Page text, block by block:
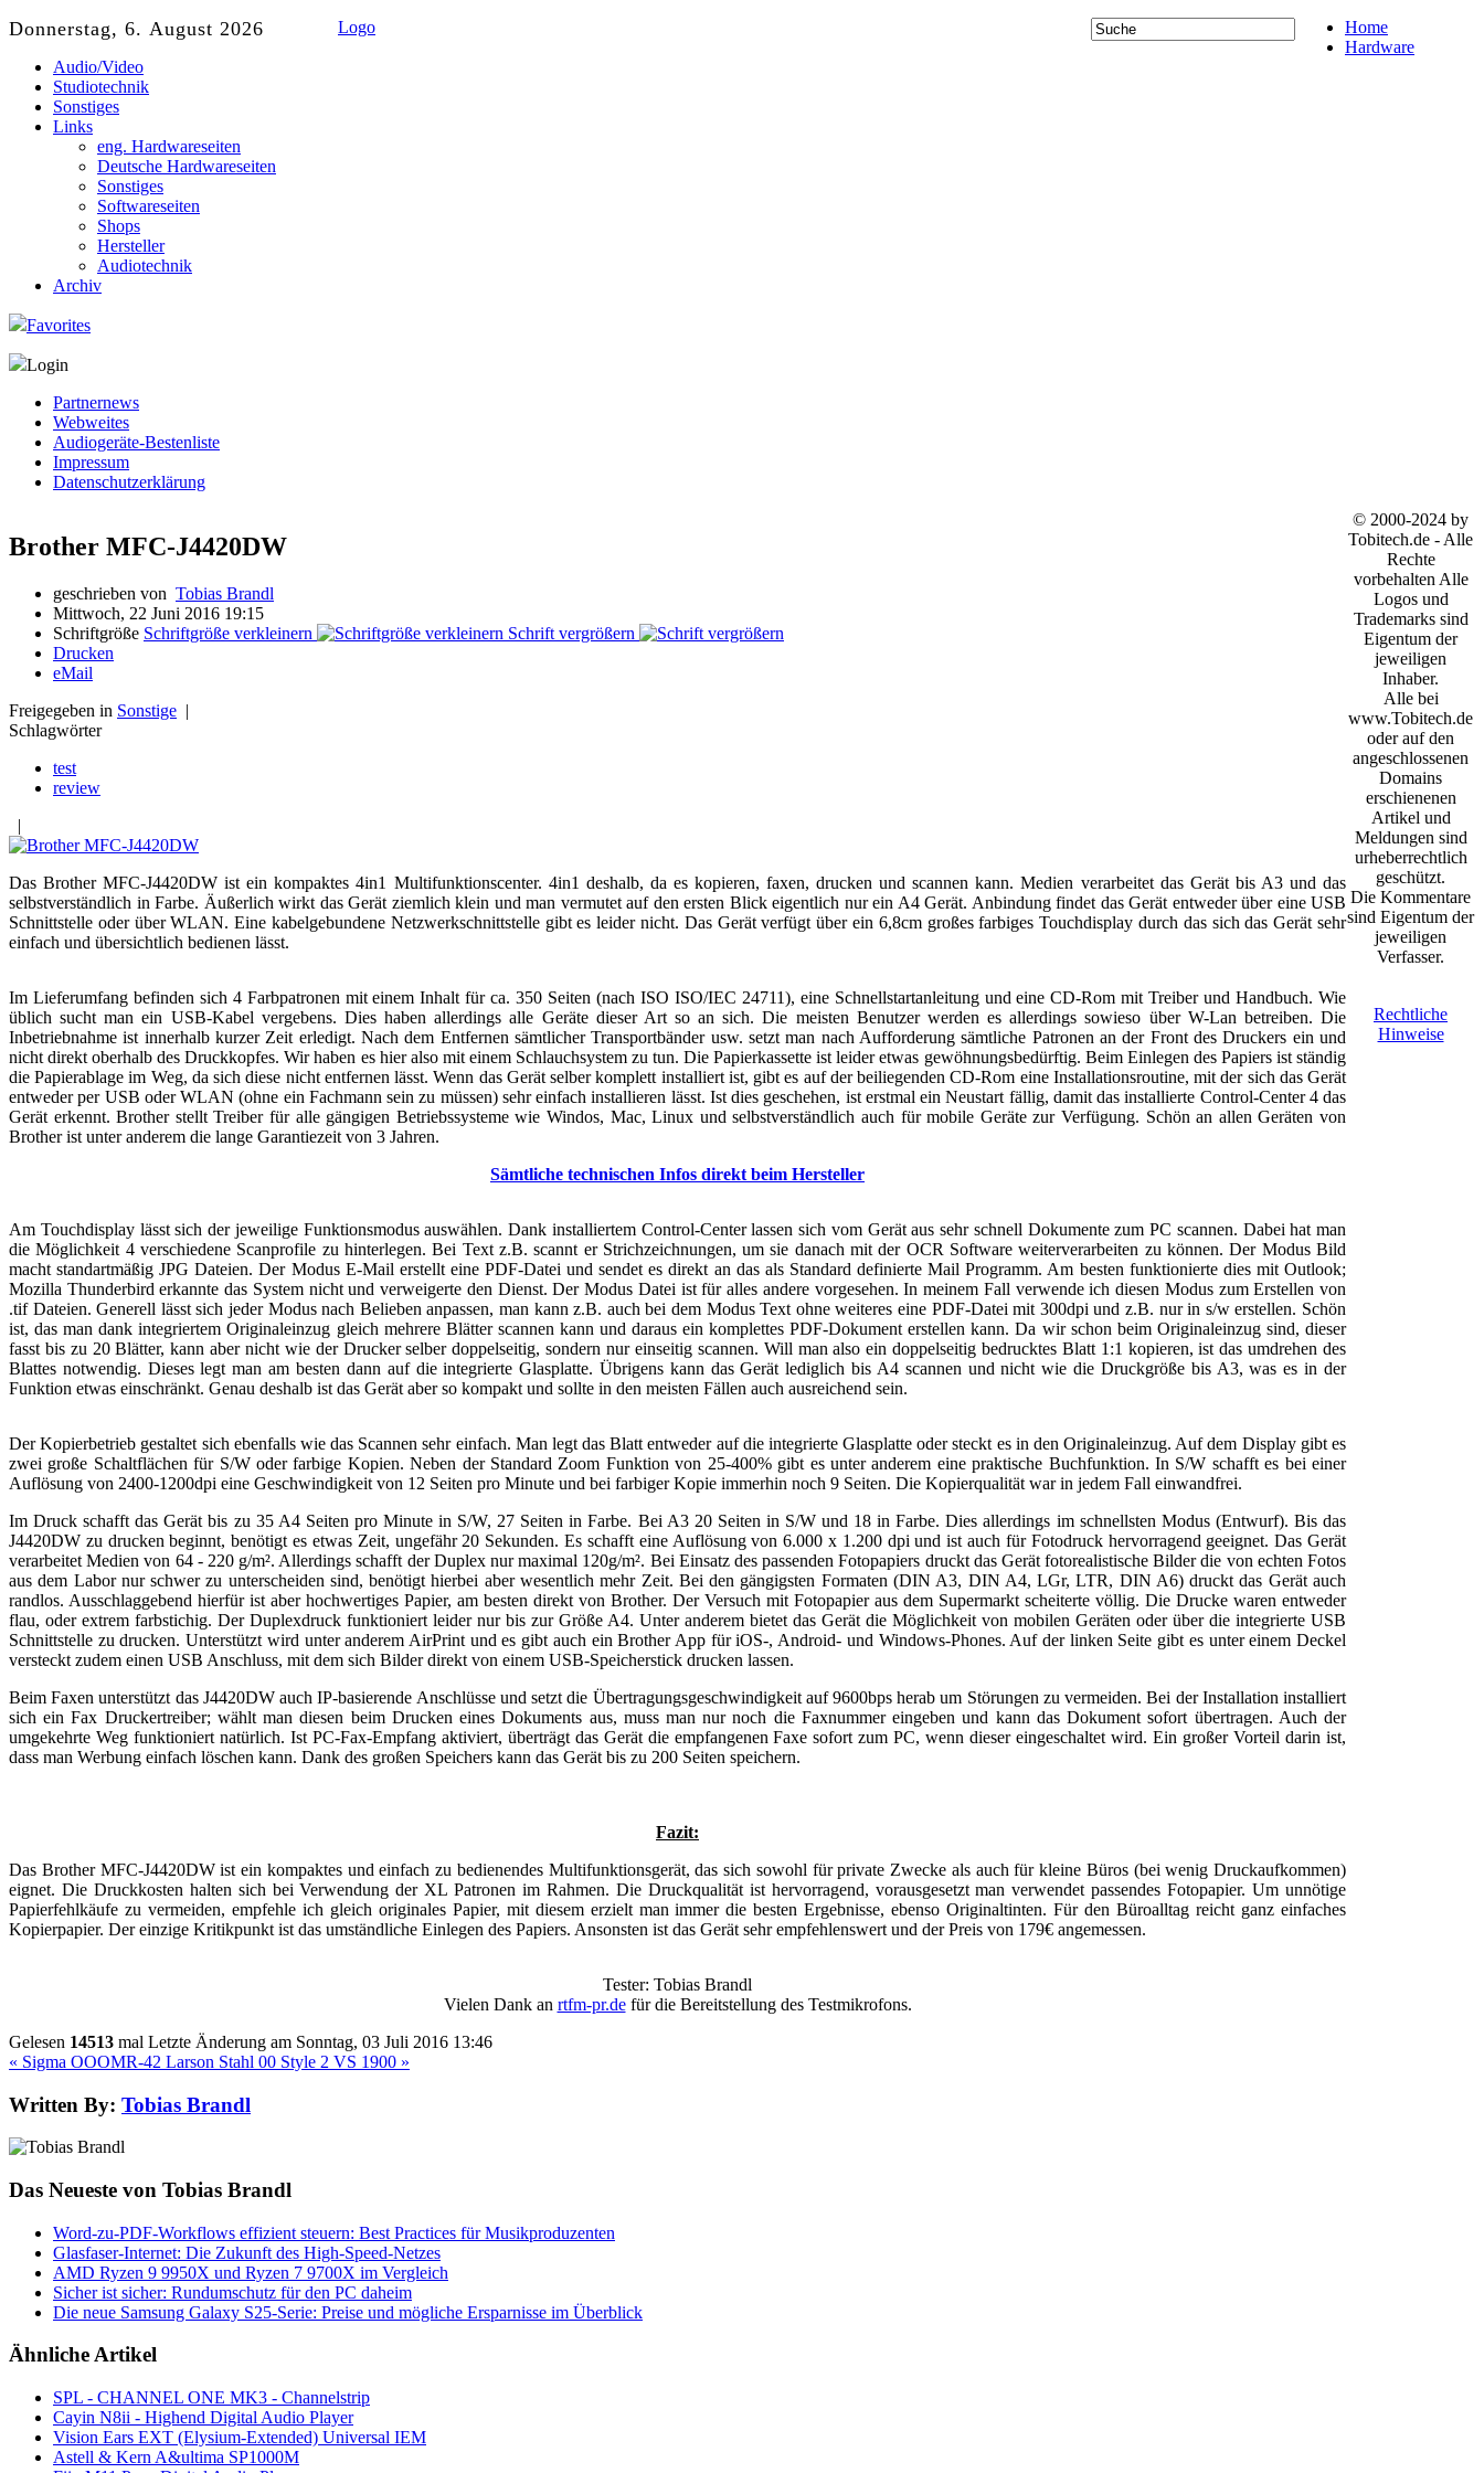
Donnerstag, 6. August 2026 Logo
Home
Hardware
Audio/Video
Studiotechnik
Sonstiges
Links
eng. Hardwareseiten
Deutsche Hardwareseiten
Sonstiges
Softwareseiten
Shops
Hersteller
Audiotechnik
Archiv
Favorites
Login
Partnernews
Webweites
Audiogeräte-Bestenliste
Impressum
Datenschutzerklärung
Brother MFC-J4420DW
geschrieben von Tobias Brandl
Mittwoch, 22 Juni 2016 19:15
Schriftgröße Schriftgröße verkleinern
Schrift vergrößern
Drucken
eMail
Freigegeben in Sonstige |
Schlagwörter
test
review
|
Das Brother MFC-J4420DW ist ein kompaktes 4in1 Multifunktionscenter. 4in1 deshalb, da es kopieren, faxen, drucken und scannen kann. Medien verarbeitet das Gerät bis A3 und das
selbstverständlich in Farbe. Äußerlich wirkt das Gerät ziemlich klein und man vermutet auf den ersten Blick eigentlich nur ein A4 Gerät. Anbindung findet das Gerät entweder über eine USB
Schnittstelle oder über WLAN. Eine kabelgebundene Netzwerkschnittstelle gibt es leider nicht. Das Gerät verfügt über ein 6,8cm großes farbiges Touchdisplay durch das sich das Gerät sehr
einfach und übersichtlich bedienen lässt.
Im Lieferumfang befinden sich 4 Farbpatronen mit einem Inhalt für ca. 350 Seiten (nach ISO ISO/IEC 24711), eine Schnellstartanleitung und eine CD-Rom mit Treiber und Handbuch. Wie
üblich sucht man ein USB-Kabel vergebens. Dies haben allerdings alle Geräte dieser Art so an sich. Die meisten Benutzer werden es allerdings sowieso über W-Lan betreiben. Die
Inbetriebnahme ist innerhalb kurzer Zeit erledigt. Nach dem Entfernen sämtlicher Transportbänder usw. setzt man nach Aufforderung sämtliche Patronen an der Front des Druckers ein und
nicht direkt oberhalb des Druckkopfes. Wir haben es hier also mit einem Schlauchsystem zu tun. Die Papierkassette ist leider etwas gewöhnungsbedürftig. Beim Einlegen des Papiers ist ständig
die Papierablage im Weg, da sich diese nicht entfernen lässt. Wenn das Gerät selber komplett installiert ist, gibt es auf der beiliegenden CD-Rom eine Installationsroutine, mit der sich das Gerät
entweder per USB oder WLAN (ohne ein Fachmann sein zu müssen) sehr einfach installieren lässt. Ist dies geschehen, ist erstmal ein Neustart fällig, damit das installierte Control-Center 4 das
Gerät erkennt. Brother stellt Treiber für alle gängigen Betriebssysteme wie Windos, Mac, Linux und selbstverständlich auch für mobile Geräte zur Verfügung. Schön an allen Geräten von
Brother ist unter anderem die lange Garantiezeit von 3 Jahren.
Sämtliche technischen Infos direkt beim Hersteller
Am Touchdisplay lässt sich der jeweilige Funktionsmodus auswählen. Dank installiertem Control-Center lassen sich vom Gerät aus sehr schnell Dokumente zum PC scannen. Dabei hat man
die Möglichkeit 4 verschiedene Scanprofile zu hinterlegen. Bei Text z.B. scannt er Strichzeichnungen, um sie danach mit der OCR Software weiterverarbeiten zu können. Der Modus Bild
macht standartmäßig JPG Dateien. Der Modus E-Mail erstellt eine PDF-Datei und sendet es direkt an das als Standard definierte Mail Programm. Am besten funktionierte dies mit Outlook;
Mozilla Thunderbird erkannte das System nicht und verweigerte den Dienst. Der Modus Datei ist für alles andere vorgesehen. In meinem Fall verwende ich diesen Modus zum Erstellen von
.tif Dateien. Generell lässt sich jeder Modus nach Belieben anpassen, man kann z.B. auch bei dem Modus Text ohne weiteres eine PDF-Datei mit 300dpi und z.B. nur in s/w erstellen. Schön
ist, das man dank integriertem Originaleinzug gleich mehrere Blätter scannen kann und daraus ein komplettes PDF-Dokument erstellen kann. Da wir schon beim Originaleinzug sind, dieser
fasst bis zu 20 Blätter, kann aber nicht wie der Drucker selber doppelseitig, sondern nur einseitig scannen. Will man also ein doppelseitig bedrucktes Blatt 1:1 kopieren, ist das umdrehen des
Blattes notwendig. Dieses legt man am besten dann auf die integrierte Glasplatte. Übrigens kann das Gerät lediglich bis A4 scannen und nicht wie die Druckgröße bis A3, was es in der
Funktion etwas einschränkt. Genau deshalb ist das Gerät aber so kompakt und sollte in den meisten Fällen auch ausreichend sein.
Der Kopierbetrieb gestaltet sich ebenfalls wie das Scannen sehr einfach. Man legt das Blatt entweder auf die integrierte Glasplatte oder steckt es in den Originaleinzug. Auf dem Display gibt es
zwei große Schaltflächen für S/W oder farbige Kopien. Neben der Standard Zoom Funktion von 25-400% gibt es unter anderem eine praktische Buchfunktion. In S/W schafft es bei einer
Auflösung von 2400-1200dpi eine Geschwindigkeit von 12 Seiten pro Minute und bei farbiger Kopie immerhin noch 9 Seiten. Die Kopierqualität war in jedem Fall einwandfrei.
Im Druck schafft das Gerät bis zu 35 A4 Seiten pro Minute in S/W, 27 Seiten in Farbe. Bei A3 20 Seiten in S/W und 18 in Farbe. Dies allerdings im schnellsten Modus (Entwurf). Bis das
J4420DW zu drucken beginnt, benötigt es etwas Zeit, ungefähr 20 Sekunden. Es schafft eine Auflösung von 6.000 x 1.200 dpi und ist auch für Fotodruck hervorragend geeignet. Das Gerät
verarbeitet Medien von 64 - 220 g/m². Allerdings schafft der Duplex nur maximal 120g/m². Bei Einsatz des passenden Fotopapiers druckt das Gerät fotorealistische Bilder die von echten Fotos
aus dem Labor nur schwer zu unterscheiden sind, benötigt hierbei aber wesentlich mehr Zeit. Bei den gängigsten Formaten (DIN A3, DIN A4, LGr, LTR, DIN A6) druckt das Gerät auch
randlos. Ausschlaggebend hierfür ist aber hochwertiges Papier, am besten direkt von Brother. Der Versuch mit Fotopapier aus dem Supermarkt scheiterte völlig. Die Drucke waren entweder
flau, oder extrem farbstichig. Der Duplexdruck funktioniert leider nur bis zur Größe A4. Unter anderem bietet das Gerät die Möglichkeit von mobilen Geräten oder über die integrierte USB
Schnittstelle zu drucken. Unterstützt wird unter anderem AirPrint und es gibt auch ein Brother App für iOS-, Android- und Windows-Phones. Auf der linken Seite gibt es unter einem Deckel
versteckt zudem einen USB Anschluss, mit dem sich Bilder direkt von einem USB-Speicherstick drucken lassen.
Beim Faxen unterstützt das J4420DW auch IP-basierende Anschlüsse und setzt die Übertragungsgeschwindigkeit auf 9600bps herab um Störungen zu vermeiden. Bei der Installation installiert
sich ein Fax Druckertreiber; wählt man diesen beim Drucken eines Dokuments aus, muss man nur noch die Faxnummer eingeben und kann das Dokument sofort übertragen. Auch der
umgekehrte Weg funktioniert natürlich. Ist PC-Fax-Empfang aktiviert, überträgt das Gerät die empfangenen Faxe sofort zum PC, wenn dieser eingeschaltet wird. Ein großer Vorteil darin ist,
dass man Werbung einfach löschen kann. Dank des großen Speichers kann das Gerät bis zu 200 Seiten speichern.
Fazit:
Das Brother MFC-J4420DW ist ein kompaktes und einfach zu bedienendes Multifunktionsgerät, das sich sowohl für private Zwecke als auch für kleine Büros (bei wenig Druckaufkommen)
eignet. Die Druckkosten halten sich bei Verwendung der XL Patronen im Rahmen. Die Druckqualität ist hervorragend, vorausgesetzt man verwendet passendes Fotopapier. Um unnötige
Papierfehlkäufe zu vermeiden, empfehle ich gleich originales Papier, mit diesem erzielt man immer die besten Ergebnisse, ebenso Originaltinten. Für den Büroalltag reicht ganz einfaches
Kopierpapier. Der einzige Kritikpunkt ist das umständliche Einlegen des Papiers. Ansonsten ist das Gerät sehr empfehlenswert und der Preis von 179€ angemessen.
Tester: Tobias Brandl
Vielen Dank an rtfm-pr.defür die Bereitstellung des Testmikrofons.
Gelesen 14513 mal Letzte Änderung am Sonntag, 03 Juli 2016 13:46
« Sigma OOOMR-42 Larson Stahl 00 Style 2 VS 1900 »
Written By: Tobias Brandl
Das Neueste von Tobias Brandl
Word-zu-PDF-Workflows effizient steuern: Best Practices für Musikproduzenten
Glasfaser-Internet: Die Zukunft des High-Speed-Netzes
AMD Ryzen 9 9950X und Ryzen 7 9700X im Vergleich
Sicher ist sicher: Rundumschutz für den PC daheim
Die neue Samsung Galaxy S25-Serie: Preise und mögliche Ersparnisse im Überblick
Ähnliche Artikel
SPL - CHANNEL ONE MK3 - Channelstrip
Cayin N8ii - Highend Digital Audio Player
Vision Ears EXT (Elysium-Extended) Universal IEM
Astell & Kern A&ultima SP1000M
© 2000-2024 by
Tobitech.de - Alle
Rechte
vorbehalten Alle
Logos und
Trademarks sind
Eigentum der
jeweiligen
Inhaber.
Alle bei
www.Tobitech.de
oder auf den
angeschlossenen
Domains
erschienenen
Artikel und
Meldungen sind
urheberrechtlich
geschützt.
Die Kommentare
sind Eigentum der
jeweiligen
Verfasser.
Rechtliche
Hinweise